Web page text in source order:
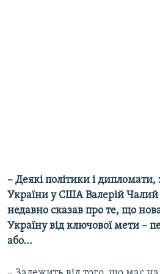
– Деякі політики і
України у США Валерій Чалий
недавно сказав про те, що
Україну від ключової мети –
або...